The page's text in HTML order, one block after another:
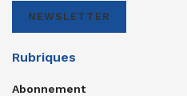
NEWSLETTER
Rubriques
Abonnement